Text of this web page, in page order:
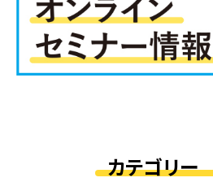
カテゴリ